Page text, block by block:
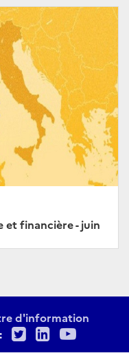
et financière - juin
d'information
TwitterLinkedIn